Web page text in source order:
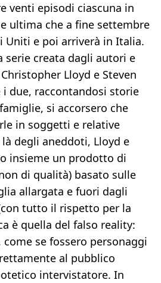
venti episodi ciascuna in
ultima che a fine settembre
Uniti e poi arriverà in Italia.
serie creata dagli autori e
Lloyd e Steven
i due, raccontandosi storie
si accorsero che
in soggetti e relative
degli aneddoti, Lloyd e
insieme un prodotto di
di qualità) basato sulle
allargata e fuori dagli
tutto il rispetto per la
è quella del falso reality:
se fossero personaggi
al pubblico
intervistatore. In